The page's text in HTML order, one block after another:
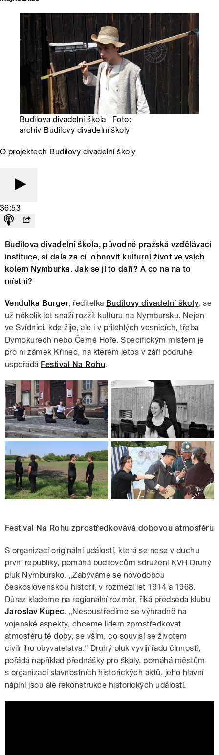
Budilova divadelní škola | Foto:
archiv Budilovy divadelní školy
O projektech Budilovy divadelní školy
36:53
Budilova divadelní škola, původně pražská vzdělávací
instituce, si dala za cíl obnovit kulturní život ve vsích
kolem Nymburka. Jak se jí to daří? A co na na to
místní?
Vendulka Burger, ředitelka Budilovy divadelní školy, se
už několik let snaží rozžít kulturu na Nymbursku. Nejen
ve Svídnici, kde žije, ale i v přilehlých vesnicích, třeba
Dymokurech nebo Černé Hoře. Specifickým místem je
pro ni zámek Křinec, na kterém letos v září podruhé
uspořádá Festival Na Rohu.
Festival Na Rohu zprostředkovává dobovou atmosféru
S organizací originální událostí, která se nese v duchu
první republiky, pomáhá budilovcům sdružení KVH Druhý
pluk Nymbursko. „Zabýváme se novodobou
československou historií, v rozmezí let 1914 a 1968.
Důraz klademe na regionální rozměr, říká předseda klubu
Jaroslav Kupec. „Nesoustředíme se výhradně na
vojenské aspekty, chceme lidem zprostředkovat
atmosféru té doby, se vším, co souvisí se životem
civilního obyvatelstva.“ Druhý pluk vyvíjí řadu činností,
pořádá například přednášky pro školy, pomáhá městům
s organizací slavnostních historických aktů, jeho hlavní
náplní jsou ale rekonstrukce historických událostí.